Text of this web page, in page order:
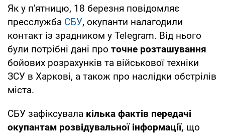
Як у п'ятницю, 18 березня повідомляє
пресслужба СБУ, окупанти налагодили
контакт із зрадником у Telegram. Від нього
були потрібні дані про точне розташування
бойових розрахунків та військової техніки
ЗСУ в Харкові, а також про наслідки обстрілів
міста.
СБУ зафіксувала кілька фактів передачі
окупантам розвідувальної інформації, що